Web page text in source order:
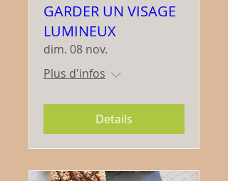
GARDER UN VISAGE
LUMINEUX
dim. 08 nov.
Plus d'infos
Details